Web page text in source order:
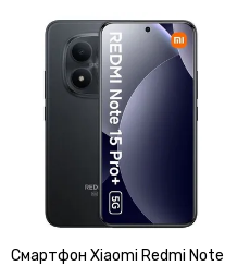
Смартфон Xiaomi Redmi Note